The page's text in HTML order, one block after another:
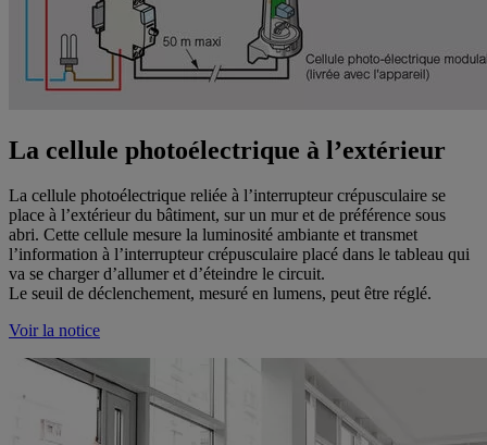
La cellule photoélectrique à l’extérieur
La cellule photoélectrique reliée à l’interrupteur crépusculaire se
place à l’extérieur du bâtiment, sur un mur et de préférence sous
abri. Cette cellule mesure la luminosité ambiante et transmet
l’information à l’interrupteur crépusculaire placé dans le tableau qui
va se charger d’allumer et d’éteindre le circuit.
Le seuil de déclenchement, mesuré en lumens, peut être réglé.
Voir la notice